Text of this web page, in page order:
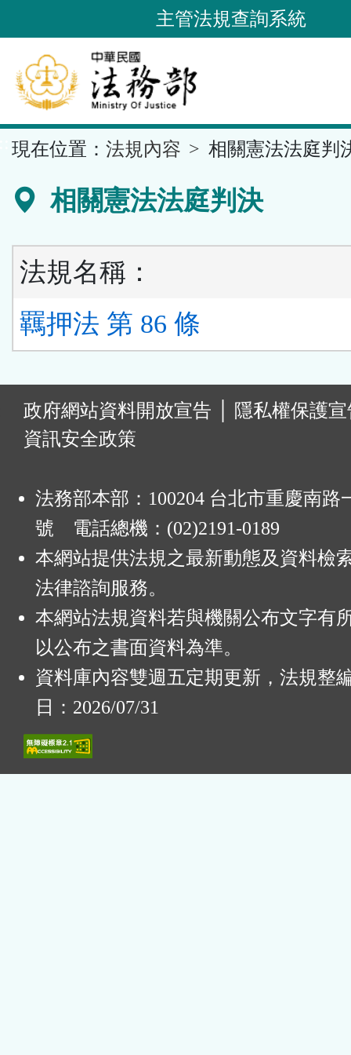
到
要
內
容
區
主管法規查詢系統
現在位置： 法規內容 相關憲法法庭判
相關憲法法庭判決
法規名稱：
羈押法 第 86 條
政府網站資料開放宣告
隱私權保護
資訊安全政策
法務部本部：100204 台北市重慶南路
號 電話總機：(02)2191-0189
本網站提供法規之最新動態及資料檢
法律諮詢服務。
本網站法規資料若與機關公布文字有
以公布之書面資料為準。
資料庫內容雙週五定期更新，法規整
日：2026/07/31